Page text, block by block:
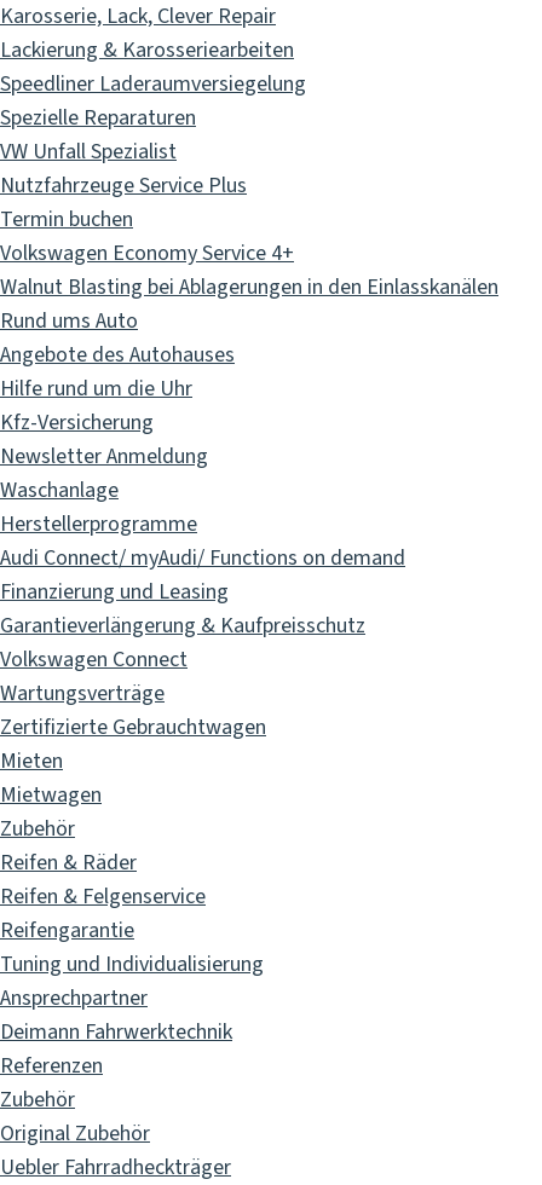
Karosserie, Lack, Clever Repair
Lackierung & Karosseriearbeiten
Speedliner Laderaumversiegelung
Spezielle Reparaturen
VW Unfall Spezialist
Nutzfahrzeuge Service Plus
Termin buchen
Volkswagen Economy Service 4+
Walnut Blasting bei Ablagerungen in den Einlasskanälen
Rund ums Auto
Angebote des Autohauses
Hilfe rund um die Uhr
Kfz-Versicherung
Newsletter Anmeldung
Waschanlage
Herstellerprogramme
Audi Connect/ myAudi/ Functions on demand
Finanzierung und Leasing
Garantieverlängerung & Kaufpreisschutz
Volkswagen Connect
Wartungsverträge
Zertifizierte Gebrauchtwagen
Mieten
Mietwagen
Zubehör
Reifen & Räder
Reifen & Felgenservice
Reifengarantie
Tuning und Individualisierung
Ansprechpartner
Deimann Fahrwerktechnik
Referenzen
Zubehör
Original Zubehör
Uebler Fahrradheckträger